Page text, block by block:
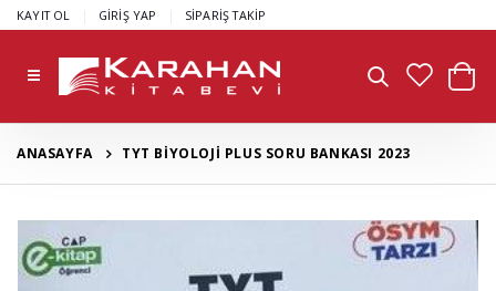
KAYIT OL GİRİŞ YAP SİPARİŞ TAKİP
ANASAYFA TYT BİYOLOJİ PLUS SORU BANKASI 2023